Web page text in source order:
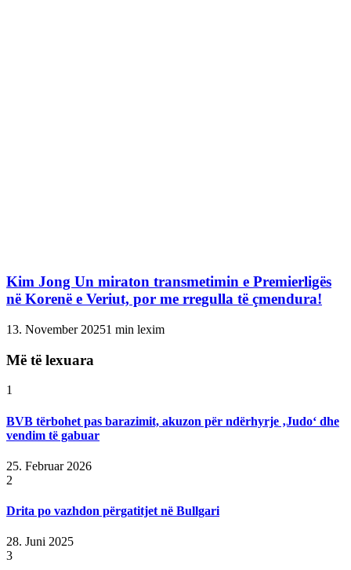
Kim Jong Un miraton transmetimin e Premierligës
në Korenë e Veriut, por me rregulla të çmendura!
13. November 20251 min lexim
Më të lexuara
1
BVB tërbohet pas barazimit, akuzon për ndërhyrje ‚Judo‘ dhe
vendim të gabuar
25. Februar 2026
2
Drita po vazhdon përgatitjet në Bullgari
28. Juni 2025
3